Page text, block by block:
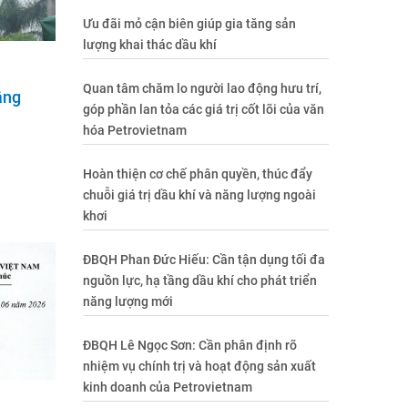
Ưu đãi mỏ cận biên giúp gia tăng sản
lượng khai thác dầu khí
Quan tâm chăm lo người lao động hưu trí,
góp phần lan tỏa các giá trị cốt lõi của văn
hóa Petrovietnam
Hoàn thiện cơ chế phân quyền, thúc đẩy
chuỗi giá trị dầu khí và năng lượng ngoài
khơi
ĐBQH Phan Đức Hiếu: Cần tận dụng tối đa
nguồn lực, hạ tầng dầu khí cho phát triển
năng lượng mới
ĐBQH Lê Ngọc Sơn: Cần phân định rõ
nhiệm vụ chính trị và hoạt động sản xuất
kinh doanh của Petrovietnam